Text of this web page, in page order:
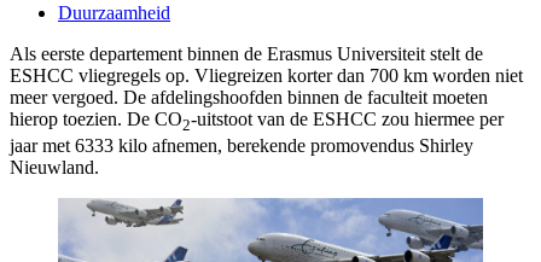
Duurzaamheid
Als eerste departement binnen de Erasmus Universiteit stelt de
ESHCC vliegregels op. Vliegreizen korter dan 700 km worden niet
meer vergoed. De afdelingshoofden binnen de faculteit moeten
hierop toezien. De CO2-uitstoot van de ESHCC zou hiermee per
jaar met 6333 kilo afnemen, berekende promovendus Shirley
Nieuwland.